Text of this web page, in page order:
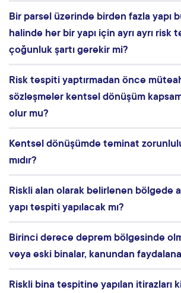
Bir parsel üzerinde birden fazla yapı
halinde her bir yapı için ayrı ayrı risk
çoğunluk şartı gerekir mi?
Risk tespiti yaptırmadan önce
sözleşmeler kentsel dönüşüm
olur mu?
Kentsel dönüşümde teminat
mıdır?
Riskli alan olarak belirlenen bölgede
yapı tespiti yapılacak mı?
Birinci derece deprem bölgesinde
veya eski binalar, kanundan
Riskli bina tespitine yapılan itirazları